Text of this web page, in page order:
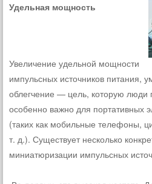
Удельная мощность
Увеличение удельной мощности
импульсных источников питания,
облегчение — цель, которую люди
особенно важно для портативных
(таких как мобильные телефоны,
т. д.). Существует несколько
миниатюризации импульсных